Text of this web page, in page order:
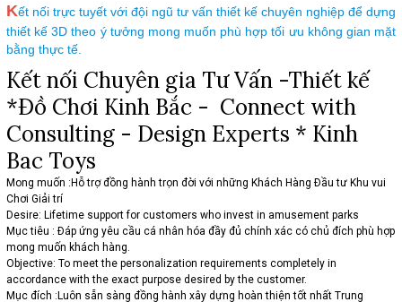
Kết nối trực tuyết với đội ngũ tư vấn thiết kế chuyên nghiệp để dựng
thiết kế 3D theo ý tưởng mong muốn phù hợp tối ưu không gian mặt
bằng thực tế.